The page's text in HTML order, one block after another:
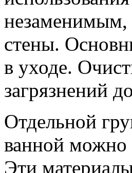
незаменимым,
стены.
в уходе.
загрязнений
Отдельной
ванной можно
Эти